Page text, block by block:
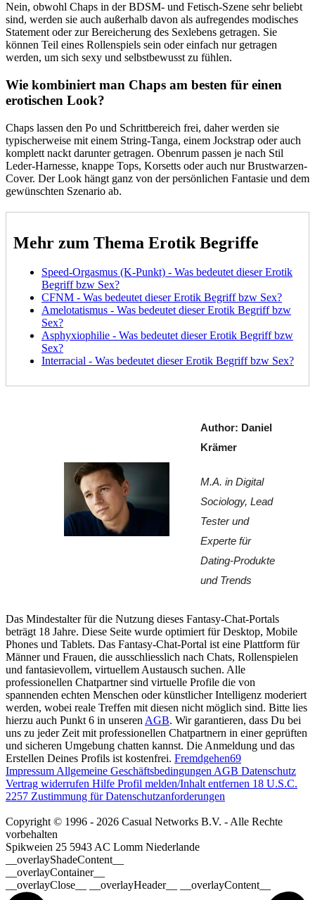
Nein, obwohl Chaps in der BDSM- und Fetisch-Szene sehr beliebt
sind, werden sie auch außerhalb davon als aufregendes modisches
Statement oder zur Bereicherung des Sexlebens getragen. Sie
können Teil eines Rollenspiels sein oder einfach nur getragen
werden, um sich sexy und selbstbewusst zu fühlen.
Wie kombiniert man Chaps am besten für einen
erotischen Look?
Chaps lassen den Po und Schrittbereich frei, daher werden sie
typischerweise mit einem String-Tanga, einem Jockstrap oder auch
komplett nackt darunter getragen. Obenrum passen je nach Stil
Leder-Harnesse, knappe Tops, Korsetts oder auch nur Brustwarzen-
Cover. Der Look hängt ganz von der persönlichen Fantasie und dem
gewünschten Szenario ab.
Mehr zum Thema Erotik Begriffe
Speed-Orgasmus (K‑Punkt) - Was bedeutet dieser Erotik
Begriff bzw Sex?
CFNM - Was bedeutet dieser Erotik Begriff bzw Sex?
Amelotatismus - Was bedeutet dieser Erotik Begriff bzw
Sex?
Asphyxiophilie - Was bedeutet dieser Erotik Begriff bzw
Sex?
Interracial - Was bedeutet dieser Erotik Begriff bzw Sex?
Author: Daniel
Krämer
M.A. in Digital
Sociology, Lead
Tester und
Experte für
Dating-Produkte
und Trends
Das Mindestalter für die Nutzung dieses Fantasy-Chat-Portals
beträgt 18 Jahre. Diese Seite wurde optimiert für Desktop, Mobile
Phones und Tablets. Das Fantasy-Chat-Portal ist eine Plattform für
Männer und Frauen, die ausschliesslich nach Chats, Rollenspielen
und fantasievollem, virtuellem Austausch suchen. Alle
professionellen Chatpartner sind virtuelle Profile die von
spannenden echten Menschen oder künstlicher Intelligenz moderiert
werden, wobei reale Treffen mit diesen nicht möglich sind. Bitte lies
hierzu auch Punkt 6 in unserenAGB. Wir garantieren, dass Du bei
uns zu jeder Zeit mit professionellen Chatpartnern in einer geprüften
und sicheren Umgebung chatten kannst. Die Anmeldung und das
Erstellen Deines Profils ist kostenfrei. Fremdgehen69
ImpressumAllgemeine GeschäftsbedingungenAGB Datenschutz
Vertrag widerrufen Hilfe Profil melden/Inhalt entfernen 18 U.S.C.
2257 Zustimmung für Datenschutzanforderungen
Copyright © 1996 - 2026 Casual Networks B.V. - Alle Rechte
vorbehalten
Spikweien 25 5943 AC Lomm Niederlande
__overlayShadeContent__
__overlayContainer__
__overlayClose__ __overlayHeader__ __overlayContent__